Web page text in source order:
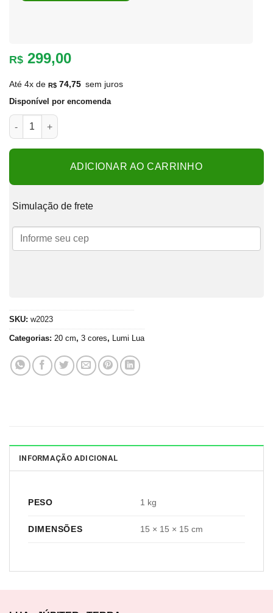
R$ 299,00
Até 4x de R$ 74,75 sem juros
Disponível por encomenda
Lumi Lua 3 cores usb touch 20cm quantidade
ADICIONAR AO CARRINHO
Simulação de frete
SKU: w2023
Categorias: 20 cm, 3 cores, Lumi Lua
INFORMAÇÃO ADICIONAL
PESO 1 kg
DIMENSÕES 15 × 15 × 15 cm